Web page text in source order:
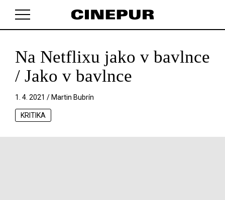
V košíku zatím nemáte žádné položky.
Na Netflixu jako v bavlnce
/ Jako v bavlnce
1. 4. 2021 / Martin Bubrín
KRITIKA